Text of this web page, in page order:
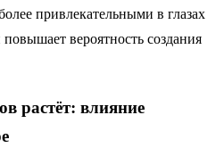
привлекательными в глазах
вероятность создания
растёт: влияние